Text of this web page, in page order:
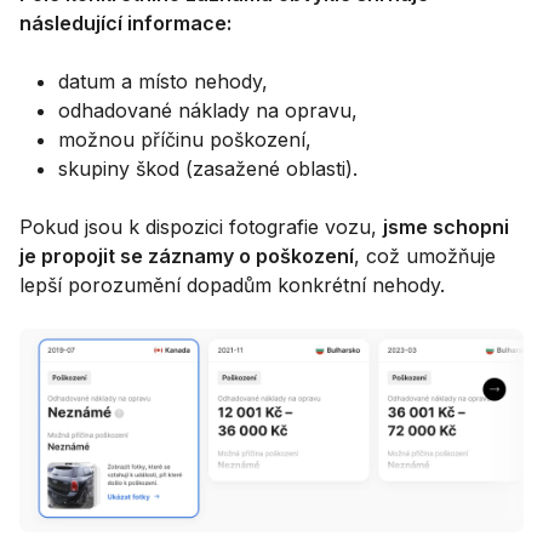
následující informace:
datum a místo nehody,
odhadované náklady na opravu,
možnou příčinu poškození,
skupiny škod (zasažené oblasti).
Pokud jsou k dispozici fotografie vozu, jsme schopni
je propojit se záznamy o poškození, což umožňuje
lepší porozumění dopadům konkrétní nehody.